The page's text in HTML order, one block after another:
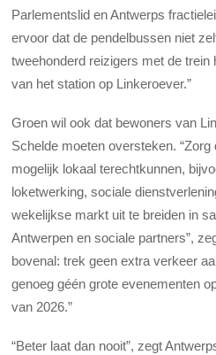
Parlementslid en Antwerps
ervoor dat de pendelbussen niet
tweehonderd reizigers met de trein
van het station op Linkeroever.”
Groen wil ook dat bewoners van
Schelde moeten oversteken.
mogelijk lokaal terechtkunnen,
loketwerking, sociale
wekelijkse markt uit te breiden in
Antwerpen en sociale partners”,
bovenal: trek geen extra verkeer
genoeg géén grote evenementen
van 2026.”
“Beter laat dan nooit”, zegt